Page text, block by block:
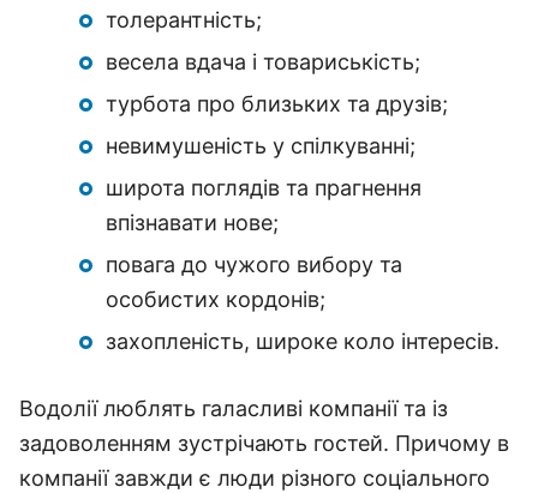
толерантність;
весела вдача і товариськість;
турбота про близьких та друзів;
невимушеність у спілкуванні;
широта поглядів та прагнення
впізнавати нове;
повага до чужого вибору та
особистих кордонів;
захопленість, широке коло інтересів.
Водолії люблять галасливі компанії та із
задоволенням зустрічають гостей. Причому в
компанії завжди є люди різного соціального